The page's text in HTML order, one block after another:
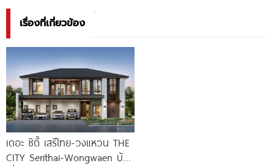
เรื่องที่เกี่ยวข้อง
เดอะ ซิตี้ เสรีไทย-วงแหวน THE
CITY Serithai-Wongwaen บ้าน